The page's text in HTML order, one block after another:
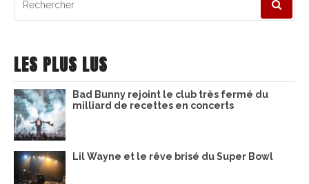
pour
LES PLUS LUS
Bad Bunny rejoint le club très fermé du
milliard de recettes en concerts
Lil Wayne et le rêve brisé du Super Bowl